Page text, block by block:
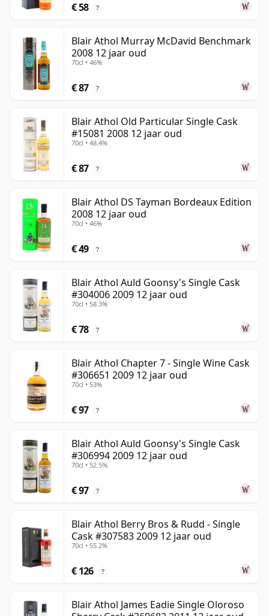
€ 58 ?
Blair Athol Murray McDavid Benchmark
2008 12 jaar oud
70cl • 46%
€ 87 ?
Blair Athol Old Particular Single Cask
#15081 2008 12 jaar oud
70cl • 48.4%
€ 87 ?
Blair Athol DS Tayman Bordeaux Edition
2008 12 jaar oud
70cl • 46%
€ 49 ?
Blair Athol Auld Goonsy's Single Cask
#304006 2009 12 jaar oud
70cl • 58.3%
€ 78 ?
Blair Athol Chapter 7 - Single Wine Cask
#306651 2009 12 jaar oud
70cl • 53%
€ 97 ?
Blair Athol Auld Goonsy's Single Cask
#306994 2009 12 jaar oud
70cl • 52.5%
€ 97 ?
Blair Athol Berry Bros & Rudd - Single
Cask #307583 2009 12 jaar oud
70cl • 55.2%
€ 126 ?
Blair Athol James Eadie Single Oloroso